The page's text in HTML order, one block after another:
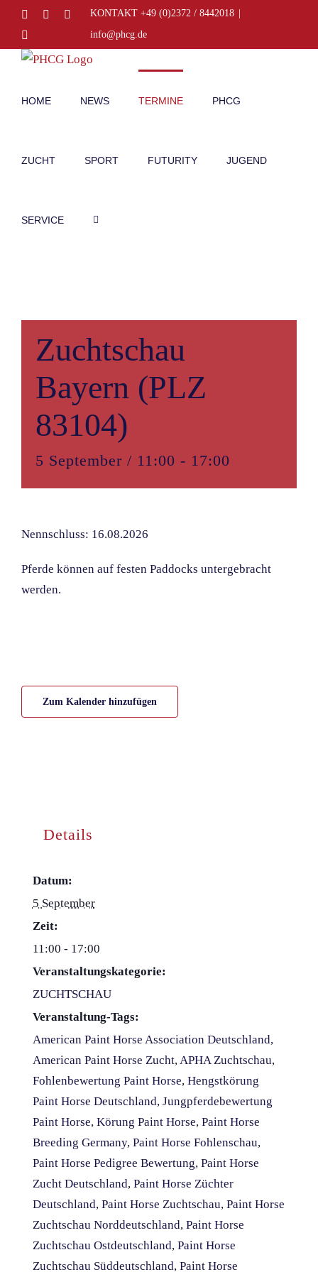
Inhalt
springen
FacebookInstagramKONTAKT +49 (0)2372 / 8442018
info@phcg.de
HOME NEWS TERMINE PHCG
ZUCHT SPORT FUTURITY JUGEND
SERVICE
Zuchtschau
Bayern (PLZ
83104)
5 September / 11:00 - 17:00
Nennschluss: 16.08.2026
Pferde können auf festen Paddocks untergebracht
werden.
Zum Kalender hinzufügen
Details
Datum:
5 September
Zeit:
11:00 - 17:00
Veranstaltungskategorie:
ZUCHTSCHAU
Veranstaltung-Tags:
American Paint Horse Association Deutschland,
American Paint Horse Zucht, APHA Zuchtschau,
Fohlenbewertung Paint Horse, Hengstkörung
Paint Horse Deutschland, Jungpferdebewertung
Paint Horse, Körung Paint Horse, Paint Horse
Breeding Germany, Paint Horse Fohlenschau,
Paint Horse Pedigree Bewertung, Paint Horse
Zucht Deutschland, Paint Horse Züchter
Deutschland, Paint Horse Zuchtschau, Paint Horse
Zuchtschau Norddeutschland, Paint Horse
Zuchtschau Ostdeutschland, Paint Horse
Zuchtschau Süddeutschland, Paint Horse